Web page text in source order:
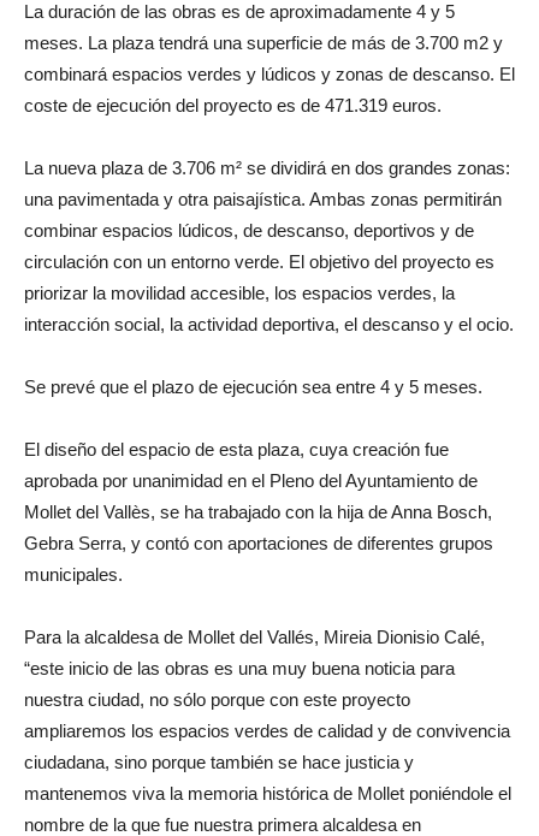
La duración de las obras es de aproximadamente 4 y 5
meses. La plaza tendrá una superficie de más de 3.700 m2 y
combinará espacios verdes y lúdicos y zonas de descanso. El
coste de ejecución del proyecto es de 471.319 euros.
La nueva plaza de 3.706 m² se dividirá en dos grandes zonas:
una pavimentada y otra paisajística. Ambas zonas permitirán
combinar espacios lúdicos, de descanso, deportivos y de
circulación con un entorno verde. El objetivo del proyecto es
priorizar la movilidad accesible, los espacios verdes, la
interacción social, la actividad deportiva, el descanso y el ocio.
Se prevé que el plazo de ejecución sea entre 4 y 5 meses.
El diseño del espacio de esta plaza, cuya creación fue
aprobada por unanimidad en el Pleno del Ayuntamiento de
Mollet del Vallès, se ha trabajado con la hija de Anna Bosch,
Gebra Serra, y contó con aportaciones de diferentes grupos
municipales.
Para la alcaldesa de Mollet del Vallés, Mireia Dionisio Calé,
“este inicio de las obras es una muy buena noticia para
nuestra ciudad, no sólo porque con este proyecto
ampliaremos los espacios verdes de calidad y de convivencia
ciudadana, sino porque también se hace justicia y
mantenemos viva la memoria histórica de Mollet poniéndole el
nombre de la que fue nuestra primera alcaldesa en